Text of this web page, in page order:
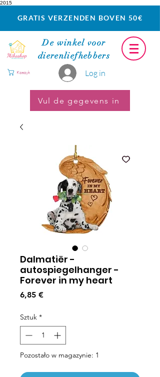
2015
GRATIS VERZENDEN BOVEN 50€
De winkel voor
dierenliefhebbers
Log in
Koszyk
Vul de gegevens in
Dalmatiër -
autospiegelhanger -
Forever in my heart
6,85 €Cena
Sztuk *
Pozostało w magazynie: 1